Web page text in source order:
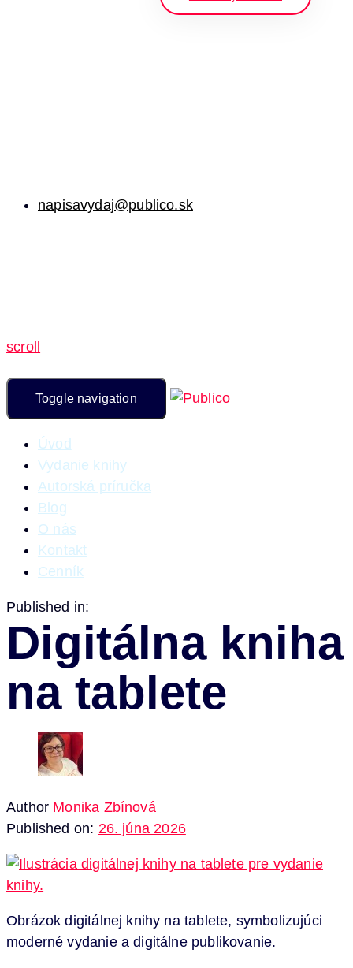
napisavydaj@publico.sk
scroll
Toggle navigation
Úvod
Vydanie knihy
Autorská príručka
Blog
O nás
Kontakt
Cenník
Published in:
Digitálna kniha
na tablete
Author Monika Zbínová
Published on: 26. júna 2026
Obrázok digitálnej knihy na tablete, symbolizujúci
moderné vydanie a digitálne publikovanie.